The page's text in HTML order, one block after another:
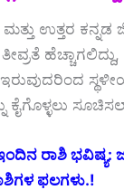
ಉತ್ತರ ಕನ್ನಡ
ಇರುವುದರಿಂದ
ಕೈಗೊಳ್ಳಲು
ರಾಶಿ ಭವಿಷ್ಯ:
ಫಲಗಳು.!